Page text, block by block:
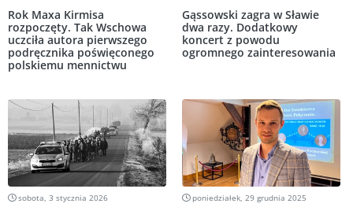
Rok Maxa Kirmisa
rozpoczęty. Tak Wschowa
uczciła autora pierwszego
podręcznika poświęconego
polskiemu mennictwu
Gąssowski zagra w Sławie
dwa razy. Dodatkowy
koncert z powodu
ogromnego zainteresowania
sobota, 3 stycznia 2026 poniedziałek, 29 grudnia 2025